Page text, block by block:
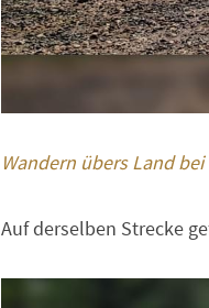
Wandern übers Land
Auf derselben Strecke